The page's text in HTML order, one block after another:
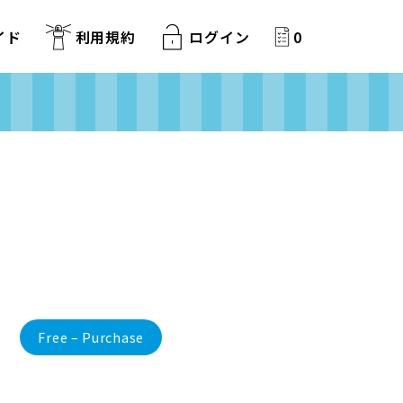
ド 利用規約 ログイン 0
Free – Purchase